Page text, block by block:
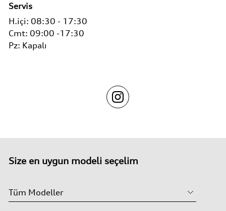
Servis
H.içi: 08:30 - 17:30
Cmt: 09:00 -17:30
Pz: Kapalı
Size en uygun modeli seçelim